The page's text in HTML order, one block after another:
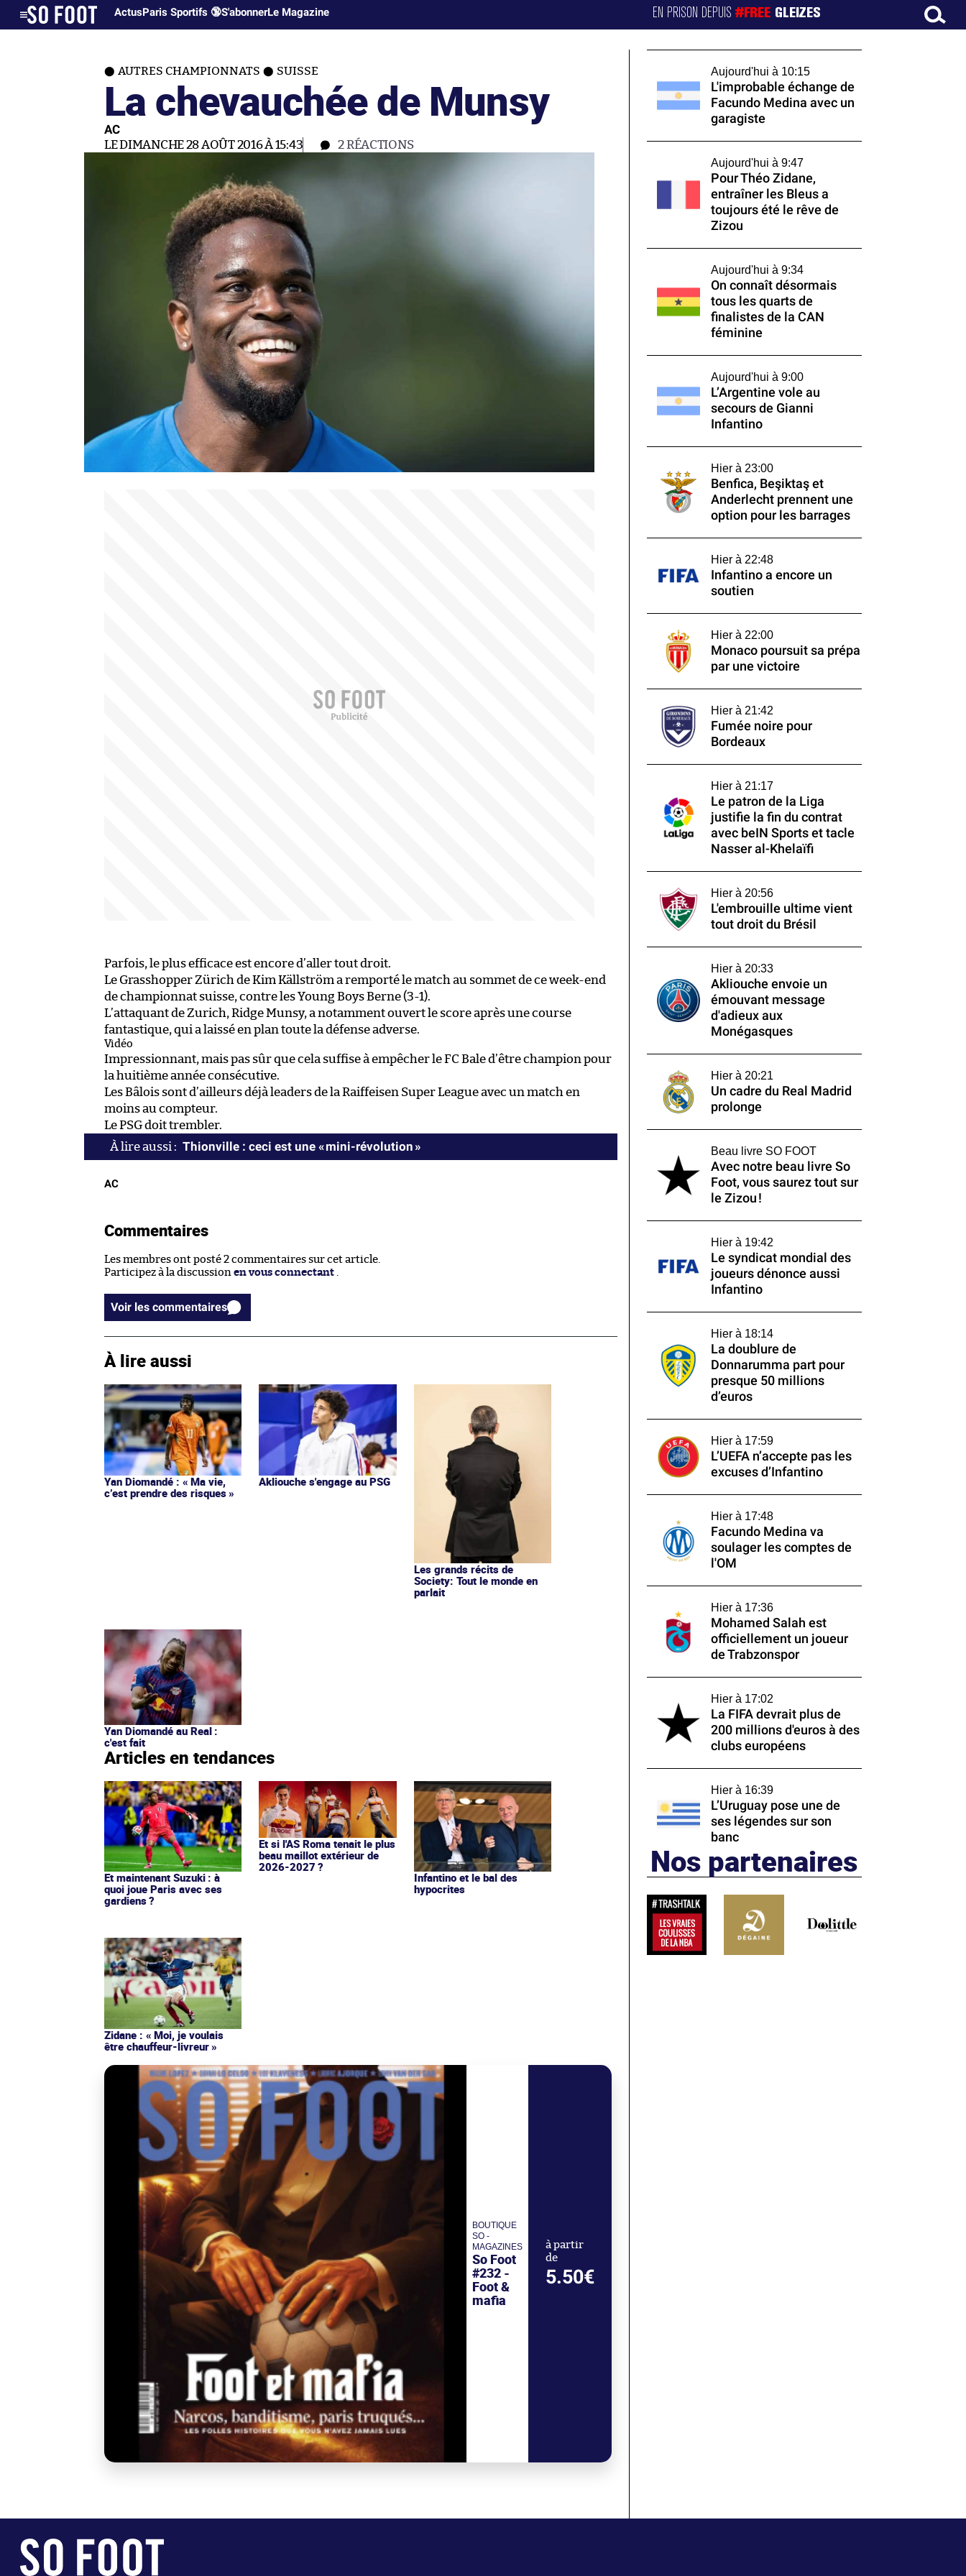
ActusParis Sportifs 🔞S'abonnerLe Magazine EN PRISON DEPUIS#FREE GLEIZES
AUTRES CHAMPIONNATS SUISSE
La chevauchée de Munsy
AC
LE DIMANCHE 28 AOÛT 2016 À 15:43 2RÉACTIONS
Parfois, le plus efficace est encore d’aller tout droit.
Le Grasshopper Zürich de Kim Källström a remporté le match au sommet de ce week-end
de championnat suisse, contre les Young Boys Berne (3-1).
L’attaquant de Zurich, Ridge Munsy, a notamment ouvert le score après une course
fantastique, qui a laissé en plan toute la défense adverse.
Vidéo
Impressionnant, mais pas sûr que cela suffise à empêcher le FC Bale d’être champion pour
la huitième année consécutive.
Les Bâlois sont d’ailleurs déjà leaders de la Raiffeisen Super League avec un match en
moins au compteur.
Le PSG doit trembler.
Thionville : ceci est une « mini-révolution »
AC
Commentaires
Les membres ont posté 2 commentaires sur cet article.
Participez à la discussion en vous connectant
Voir les commentaires
À lire aussi
Yan Diomandé : « Ma vie,
c’est prendre des risques »
Akliouche s'engage au PSG
Les grands récits de
Society: Tout le monde en
parlait
Yan Diomandé au Real :
c'est fait
Articles en tendances
Et maintenant Suzuki : à
quoi joue Paris avec ses
gardiens ?
Et si l'AS Roma tenait le plus
beau maillot extérieur de
2026-2027 ?
Infantino et le bal des
hypocrites
Zidane : « Moi, je voulais
être chauffeur-livreur »
BOUTIQUE
SO -
MAGAZINES
So Foot
#232 -
Foot &
mafia
à partir
de
5.50€
Aujourd'hui à 10:15
L'improbable échange de
Facundo Medina avec un
garagiste
Aujourd'hui à 9:47
Pour Théo Zidane,
entraîner les Bleus a
toujours été le rêve de
Zizou
Aujourd'hui à 9:34
On connaît désormais
tous les quarts de
finalistes de la CAN
féminine
Aujourd'hui à 9:00
L’Argentine vole au
secours de Gianni
Infantino
Hier à 23:00
Benfica, Beşiktaş et
Anderlecht prennent une
option pour les barrages
Hier à 22:48
Infantino a encore un
soutien
Hier à 22:00
Monaco poursuit sa prépa
par une victoire
Hier à 21:42
Fumée noire pour
Bordeaux
Hier à 21:17
Le patron de la Liga
justifie la fin du contrat
avec beIN Sports et tacle
Nasser al-Khelaïfi
Hier à 20:56
L'embrouille ultime vient
tout droit du Brésil
Hier à 20:33
Akliouche envoie un
émouvant message
d'adieux aux
Monégasques
Hier à 20:21
Un cadre du Real Madrid
prolonge
Beau livre SO FOOT
Avec notre beau livre So
Foot, vous saurez tout sur
le Zizou !
Hier à 19:42
Le syndicat mondial des
joueurs dénonce aussi
Infantino
Hier à 18:14
La doublure de
Donnarumma part pour
presque 50 millions
d’euros
Hier à 17:59
L’UEFA n’accepte pas les
excuses d’Infantino
Hier à 17:48
Facundo Medina va
soulager les comptes de
l'OM
Hier à 17:36
Mohamed Salah est
officiellement un joueur
de Trabzonspor
Hier à 17:02
La FIFA devrait plus de
200 millions d'euros à des
clubs européens
Hier à 16:39
L’Uruguay pose une de
ses légendes sur son
banc
Nos partenaires